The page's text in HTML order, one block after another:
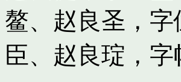
鳌、 赵良圣，字
臣、 赵良琔，字